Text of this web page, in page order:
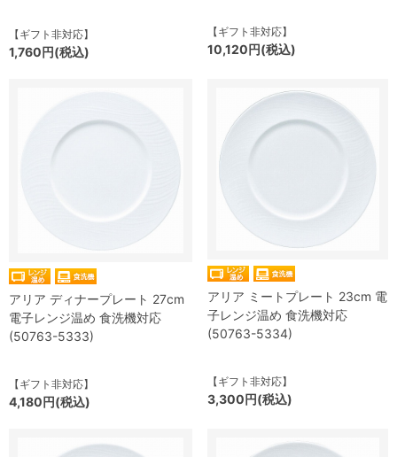
【ギフト非対応】
1,760円(税込)
【ギフト非対応】
10,120円(税込)
アリア ディナープレート 27cm
電子レンジ温め 食洗機対応
(50763-5333)
【ギフト非対応】
4,180円(税込)
アリア ミートプレート 23cm 電
子レンジ温め 食洗機対応
(50763-5334)
【ギフト非対応】
3,300円(税込)